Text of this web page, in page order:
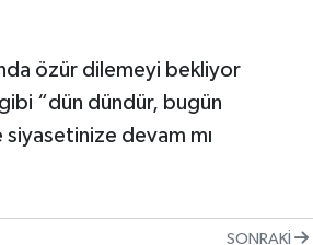
özür dilemeyi bekliyor
“dün dündür, bugün
devam mı
SONRAKI